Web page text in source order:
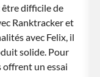
difficile de
Ranktracker et
avec Felix, il
solide. Pour
offrent un essai